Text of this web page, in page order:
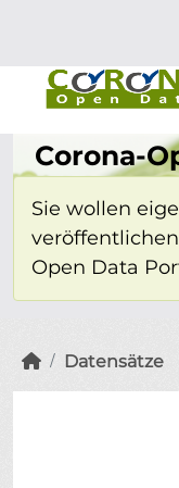
Corona-
Sie wollen
Open Data
Datensätze